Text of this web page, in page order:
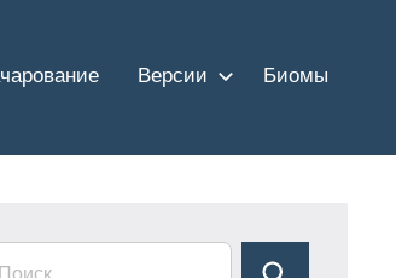
Версии Биомы